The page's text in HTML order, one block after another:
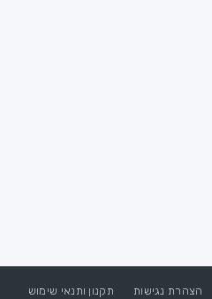
הצהרת נגישות תקנון ותנאי שימוש